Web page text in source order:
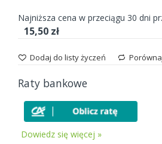
Najniższa cena w przeciągu 30 dni
15,50 zł
Dodaj do listy życzeń
Raty bankowe
Dowiedz się więcej »